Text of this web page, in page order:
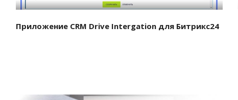
Приложение CRM Drive Intergation для Битрикс24